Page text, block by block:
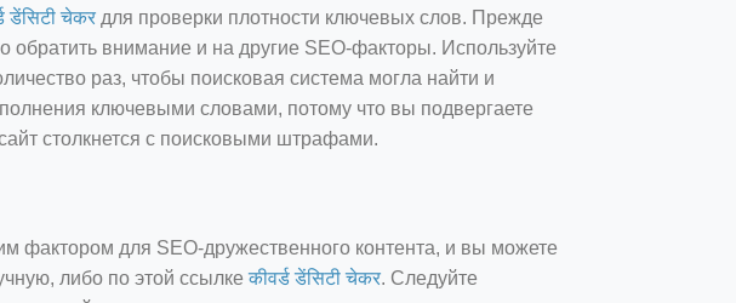
डेंसिटी चेकर для проверки плотности ключевых слов. Прежде
обратить внимание и на другие SEO-факторы. Используйте
раз, чтобы поисковая система могла найти и
ключевыми словами, потому что вы подвергаете
столкнется с поисковыми штрафами.
фактором для SEO-дружественного контента, и вы можете
либо по этой ссылкеकीवर्ड डेंसिटी चेकर. Следуйте